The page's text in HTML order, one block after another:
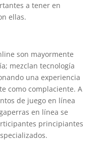
a tener en
ellas.
son mayormente
mezclan tecnología
una experiencia
como complaciente. A
de juego en línea
en línea se
principiantes